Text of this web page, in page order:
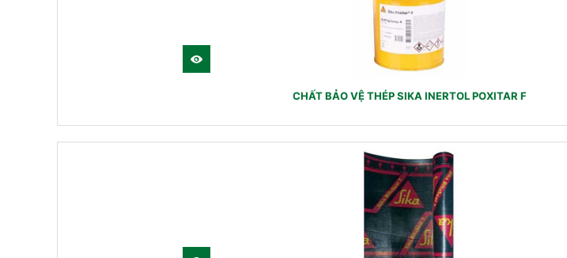
CHẤT BẢO VỆ THÉP SIKA INERTOL POXITAR F